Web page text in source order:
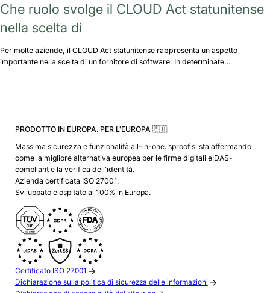
Che ruolo svolge il CLOUD Act statunitense
nella scelta di
Per molte aziende, il CLOUD Act statunitense rappresenta un aspetto
importante nella scelta di un fornitore di software. In determinate…
PRODOTTO IN EUROPA. PER L'EUROPA 🇪🇺
Massima sicurezza e funzionalità all-in-one. sproof si sta affermando
come la migliore alternativa europea per le firme digitali eIDAS-
compliant e la verifica dell'identità.
Azienda certificata ISO 27001.
Sviluppato e ospitato al 100% in Europa.
Certificato ISO 27001
Dichiarazione sulla politica di sicurezza delle informazioni